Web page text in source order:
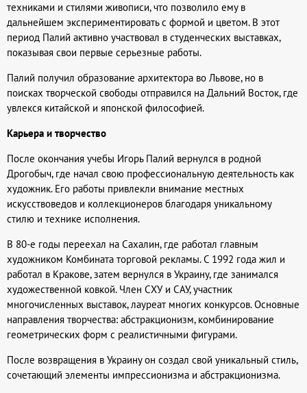
техниками и стилями живописи, что позволило ему в
дальнейшем экспериментировать с формой и цветом. В этот
период Палий активно участвовал в студенческих выставках,
показывая свои первые серьезные работы.
Палий получил образование архитектора во Львове, но в
поисках творческой свободы отправился на Дальний Восток, где
увлекся китайской и японской философией.
Карьера и творчество
После окончания учебы Игорь Палий вернулся в родной
Дрогобыч, где начал свою профессиональную деятельность как
художник. Его работы привлекли внимание местных
искусствоведов и коллекционеров благодаря уникальному
стилю и технике исполнения.
В 80-е годы переехал на Сахалин, где работал главным
художником Комбината торговой рекламы. С 1992 года жил и
работал в Кракове, затем вернулся в Украину, где занимался
художественной ковкой. Член СХУ и САУ, участник
многочисленных выставок, лауреат многих конкурсов. Основные
направления творчества: абстракционизм, комбинирование
геометрических форм с реалистичными фигурами.
После возвращения в Украину он создал свой уникальный стиль,
сочетающий элементы импрессионизма и абстракционизма.